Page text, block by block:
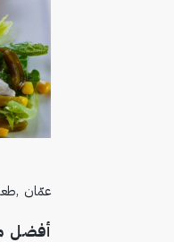
, عمّان
أفضل